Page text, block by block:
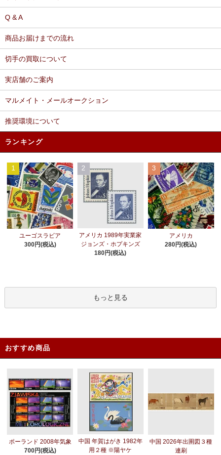
Q & A
商品お届けまでの流れ
切手の買取について
実店舗のご案内
マルメイト・メールオークション
推奨環境について
ランキング
1
ユーゴスラビア
300円(税込)
2
アメリカ 1989年実業家
ジョンズ・ホプキンズ
180円(税込)
3
アメリカ
280円(税込)
もっと見る
おすすめ商品
ポーランド 2008年気象
700円(税込)
中国 年賀はがき 1982年
用２種 ※陽ヤケ
中国 2026年出圉図３種
連刷